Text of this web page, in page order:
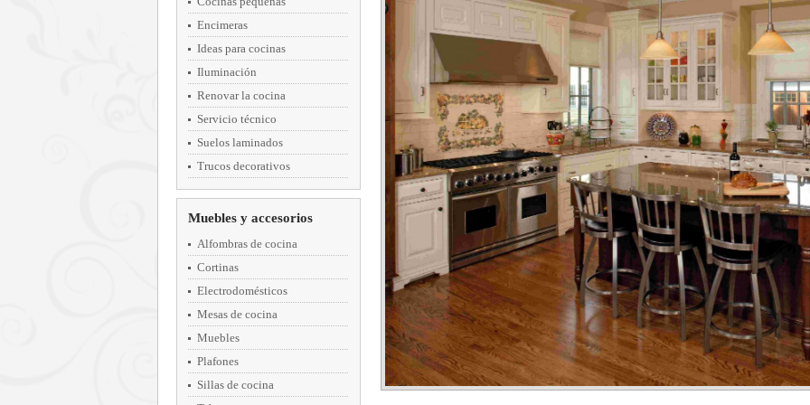
Encimeras
Ideas para cocinas
Iluminación
Renovar la cocina
Servicio técnico
Suelos laminados
Trucos decorativos
Muebles y accesorios
Alfombras de cocina
Cortinas
Electrodomésticos
Mesas de cocina
Muebles
Plafones
Sillas de cocina